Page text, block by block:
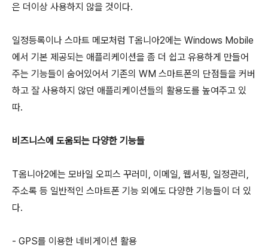
은 더이상 사용하지 않을 것이다.
일정등록이나 스마트 메모처럼 T옴니아2에는 Windows Mobile
에서 기본 제공되는 애플리케이션을 좀 더 쉽고 유용하게 만들어
주는 기능들이 숨어있어서 기존의 WM 스마트폰의 단점들을 커버
하고 잘 사용하지 않던 애플리케이션들의 활용도를 높여주고 있
따.
비즈니스에 도움되는 다양한 기능들
T옴니아2에는 모바일 오피스 꾸러미, 이메일, 웹서핑, 일정관리,
주소록 등 일반적인 스마트폰 기능 외에도 다양한 기능들이 더 있
다.
- GPS를 이용한 네비게이션 활용